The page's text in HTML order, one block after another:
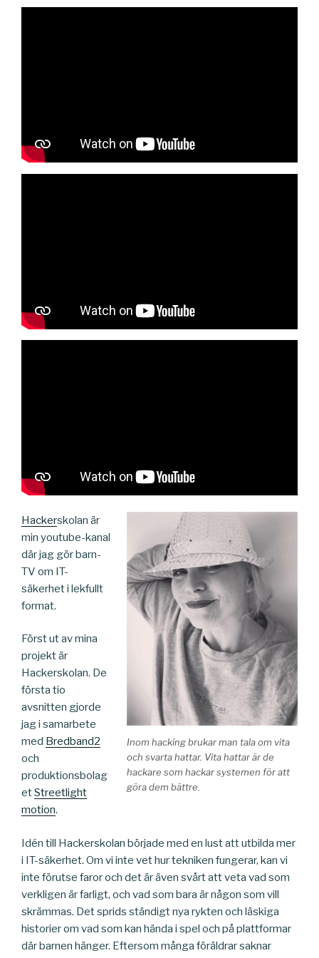
Inom hacking brukar man tala om vita
och svarta hattar. Vita hattar är de
hackare som hackar systemen för att
göra dem bättre.
Hackerskolan är
min youtube-kanal
där jag gör barn-
TV om IT-
säkerhet i lekfullt
format.
Först ut av mina
projekt är
Hackerskolan. De
första tio
avsnitten gjorde
jag i samarbete
med Bredband2
och
produktionsbolag
etStreetlight
motion.
Idén till Hackerskolan började med en lust att utbilda mer
i IT-säkerhet. Om vi inte vet hur tekniken fungerar, kan vi
inte förutse faror och det är även svårt att veta vad som
verkligen är farligt, och vad som bara är någon som vill
skrämmas. Det sprids ständigt nya rykten och läskiga
historier om vad som kan hända i spel och på plattformar
där barnen hänger. Eftersom många föräldrar saknar